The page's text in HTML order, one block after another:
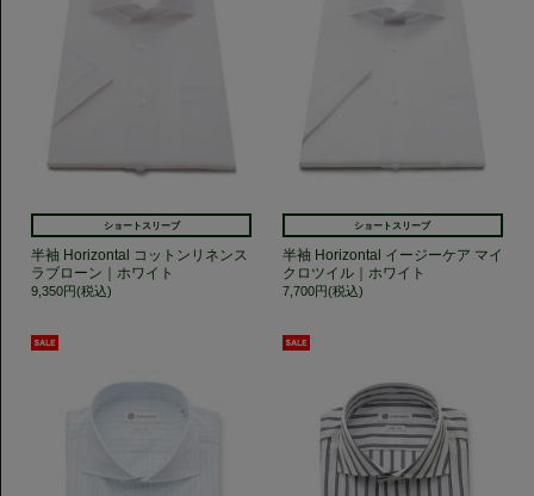
ショートスリーブ
半袖 Horizontal コットンリネンス
ラブローン｜ホワイト
9,350円(税込)
ショートスリーブ
半袖 Horizontal イージーケア マイ
クロツイル｜ホワイト
7,700円(税込)